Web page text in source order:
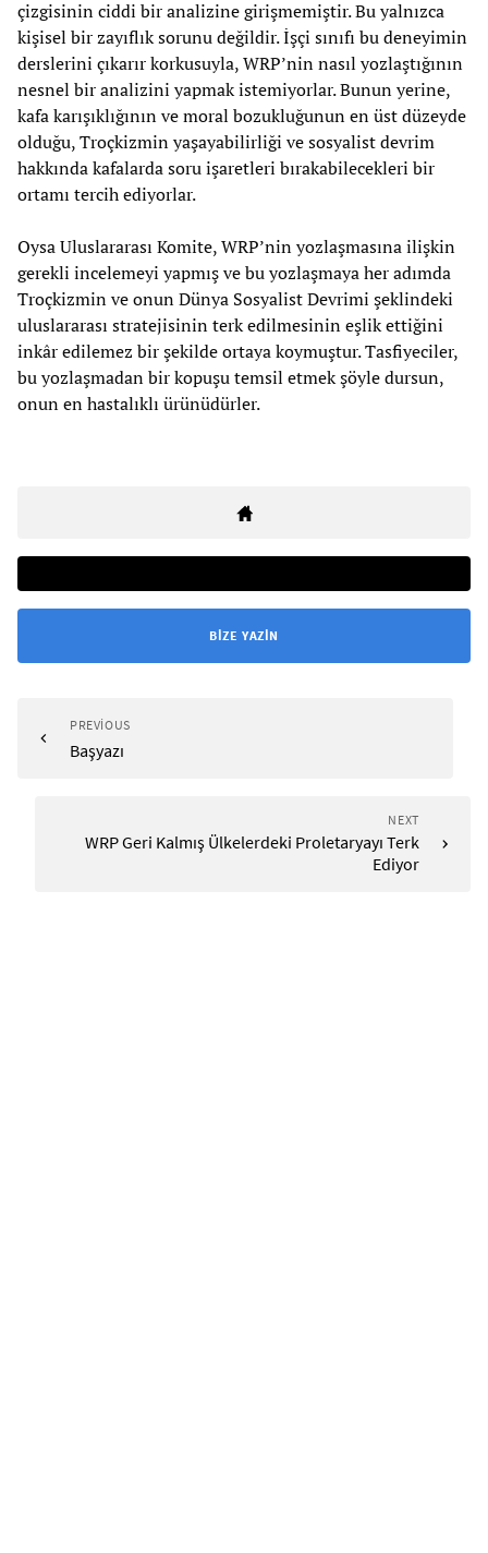
çizgisinin ciddi bir analizine girişmemiştir. Bu yalnızca
kişisel bir zayıflık sorunu değildir. İşçi sınıfı bu deneyimin
derslerini çıkarır korkusuyla, WRP’nin nasıl yozlaştığının
nesnel bir analizini yapmak istemiyorlar. Bunun yerine,
kafa karışıklığının ve moral bozukluğunun en üst düzeyde
olduğu, Troçkizmin yaşayabilirliği ve sosyalist devrim
hakkında kafalarda soru işaretleri bırakabilecekleri bir
ortamı tercih ediyorlar.
Oysa Uluslararası Komite, WRP’nin yozlaşmasına ilişkin
gerekli incelemeyi yapmış ve bu yozlaşmaya her adımda
Troçkizmin ve onun Dünya Sosyalist Devrimi şeklindeki
uluslararası stratejisinin terk edilmesinin eşlik ettiğini
inkâr edilemez bir şekilde ortaya koymuştur. Tasfiyeciler,
bu yozlaşmadan bir kopuşu temsil etmek şöyle dursun,
onun en hastalıklı ürünüdürler.
BIZE YAZIN
PREVIOUS
Başyazı
NEXT
WRP Geri Kalmış Ülkelerdeki Proletaryayı Terk
Ediyor